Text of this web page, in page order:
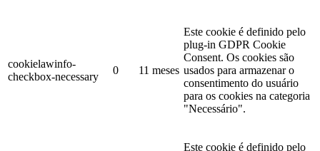
cookielawinfo-
checkbox-necessary
0 11 meses
Este cookie é definido pelo
plug-in GDPR Cookie
Consent. Os cookies são
usados ​​para armazenar o
consentimento do usuário
para os cookies na categoria
"Necessário".
Este cookie é definido pelo